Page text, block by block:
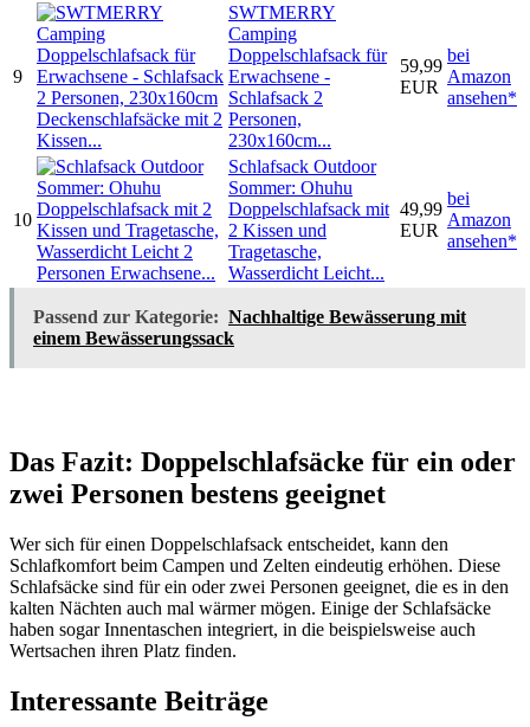
9
SWTMERRY
Camping
Doppelschlafsack für
Erwachsene -
Schlafsack 2
Personen,
230x160cm...
59,99
EUR
bei
Amazon
ansehen*
10
Schlafsack Outdoor
Sommer: Ohuhu
Doppelschlafsack mit
2 Kissen und
Tragetasche,
Wasserdicht Leicht...
49,99
EUR
bei
Amazon
ansehen*
Passend zur Kategorie: Nachhaltige Bewässerung mit
einem Bewässerungssack
Das Fazit: Doppelschlafsäcke für ein oder
zwei Personen bestens geeignet
Wer sich für einen Doppelschlafsack entscheidet, kann den
Schlafkomfort beim Campen und Zelten eindeutig erhöhen. Diese
Schlafsäcke sind für ein oder zwei Personen geeignet, die es in den
kalten Nächten auch mal wärmer mögen. Einige der Schlafsäcke
haben sogar Innentaschen integriert, in die beispielsweise auch
Wertsachen ihren Platz finden.
Interessante Beiträge